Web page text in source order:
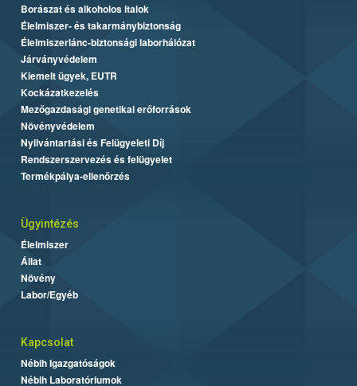
Borászat és alkoholos italok
Élelmiszer- és takarmánybiztonság
Élelmiszerlánc-biztonsági laborhálózat
Járványvédelem
Kiemelt ügyek, EUTR
Kockázatkezelés
Mezőgazdasági genetikai erőforrások
Növényvédelem
Nyilvántartási és Felügyeleti Díj
Rendszerszervezés és felügyelet
Termékpálya-ellenőrzés
Ügyintézés
Élelmiszer
Állat
Növény
Labor/Egyéb
Kapcsolat
Nébih Igazgatóságok
Nébih Laboratóriumok